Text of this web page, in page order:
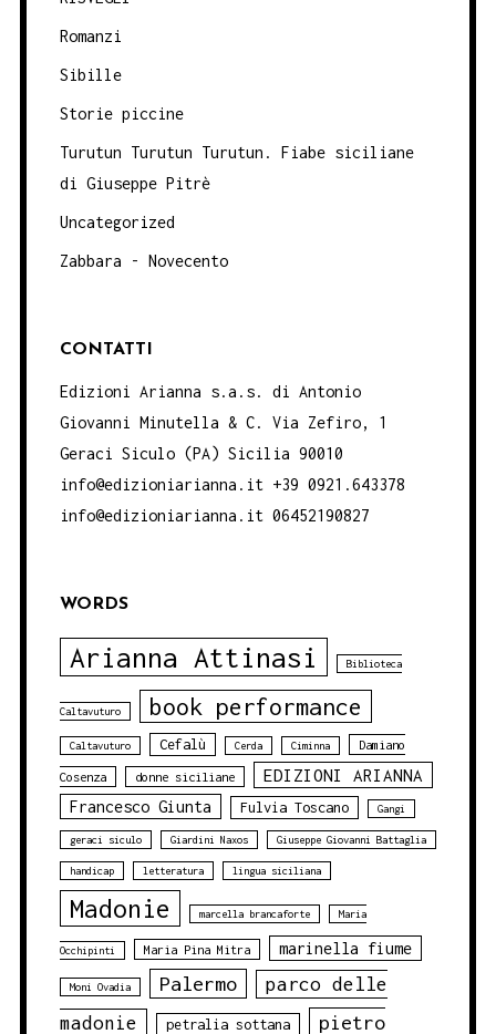
Romanzi
Sibille
Storie piccine
Turutun Turutun Turutun. Fiabe siciliane
di Giuseppe Pitrè
Uncategorized
Zabbara - Novecento
CONTATTI
Edizioni Arianna s.a.s. di Antonio
Giovanni Minutella & C. Via Zefiro, 1
Geraci Siculo (PA) Sicilia 90010
info@edizioniarianna.it +39 0921.643378
info@edizioniarianna.it 06452190827
WORDS
Arianna Attinasi Biblioteca
Caltavuturo book performance
Caltavuturo Cefalù Cerda Ciminna Damiano
Cosenza donne siciliane EDIZIONI ARIANNA
Francesco Giunta Fulvia Toscano Gangi
geraci siculo Giardini Naxos Giuseppe Giovanni Battaglia
handicap letteratura lingua siciliana
Madonie marcella brancaforte Maria
Occhipinti Maria Pina Mitra marinella fiume
Moni Ovadia Palermo
parco delle
madonie
petralia sottana pietro